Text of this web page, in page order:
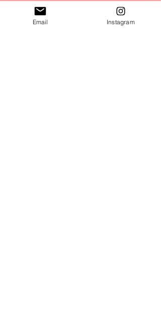
Email Instagram